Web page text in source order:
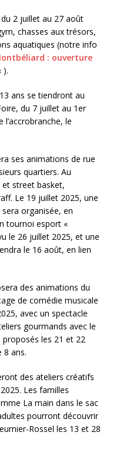
2 juillet au 27 août
chasses aux trésors,
aquatiques (notre info
: ouverture
).
ans se tiendront au
du 7 juillet au 1er
le
ses animations de rue
quartiers. Au
street basket,
Le 19 juillet 2025, une
organisée, en
tournoi esport «
le 26 juillet 2025, et une
le 16 août, en lien
des animations du
de comédie musicale
avec un spectacle
gourmands avec le
les 21 et 22
8 ans.
des ateliers créatifs
Les familles
La main dans le sac
pourront découvrir
Rossel les 13 et 28